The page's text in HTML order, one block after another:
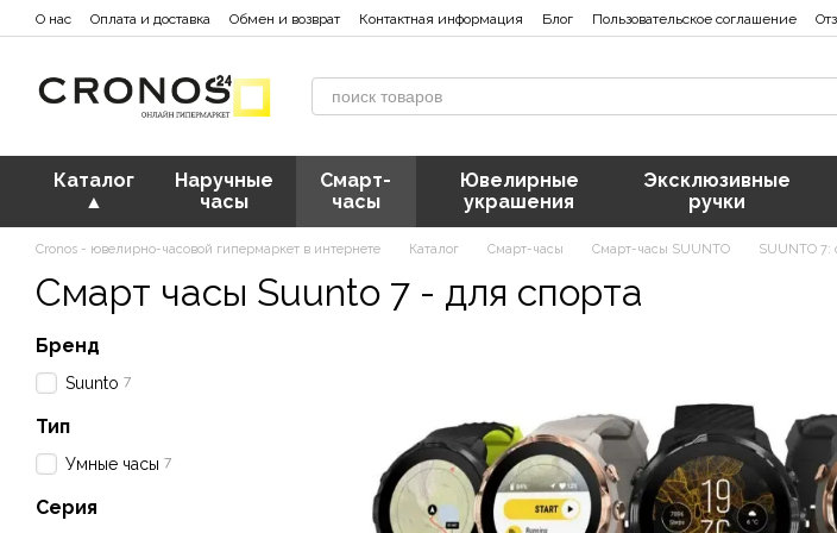
Перейти к основному контенту
О нас Оплата и доставка Обмен и возврат Контактная информация Блог Пользовательское соглашение
Каталог
▲
Наручные
часы
Смарт-
часы
Ювелирные
украшения
Эксклюзивные
ручки
Cronos - ювелирно-часовой гипермаркет в интернете Каталог Смарт-часы Смарт-часы SUUNTO SUUNTO 7:
Смарт часы Suunto 7 - для спорта
Бренд
Suunto 7
Тип
Умные часы 7
Серия